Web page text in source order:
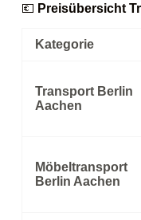
💶 Preisübersicht
Kategorie
Transport Berlin
Aachen
Möbeltransport
Berlin Aachen